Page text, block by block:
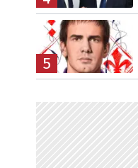
5